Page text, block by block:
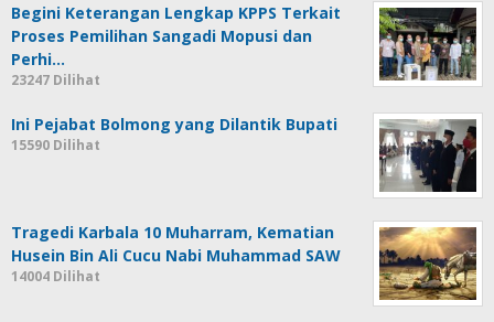
Begini Keterangan Lengkap KPPS Terkait
Proses Pemilihan Sangadi Mopusi dan
Perhi…
23247 Dilihat
Ini Pejabat Bolmong yang Dilantik Bupati
15590 Dilihat
Tragedi Karbala 10 Muharram, Kematian
Husein Bin Ali Cucu Nabi Muhammad SAW
14004 Dilihat